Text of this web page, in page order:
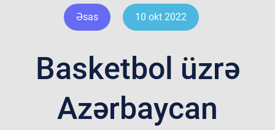
Əsas 10 okt 2022
Basketbol üzrə
Azərbaycan